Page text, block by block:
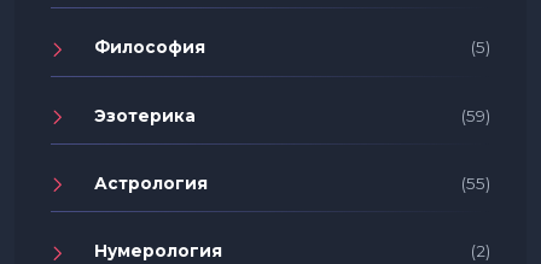
Философия (5)
Эзотерика (59)
Астрология (55)
Нумерология (2)